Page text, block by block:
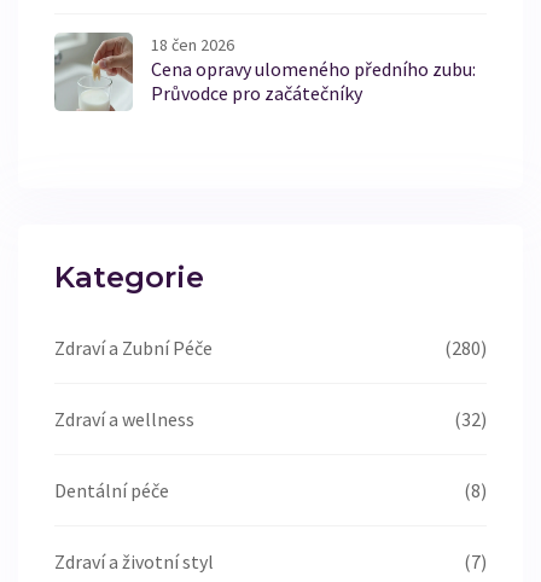
18 čen 2026
Cena opravy ulomeného předního zubu:
Průvodce pro začátečníky
Kategorie
Zdraví a Zubní Péče (280)
Zdraví a wellness (32)
Dentální péče (8)
Zdraví a životní styl (7)